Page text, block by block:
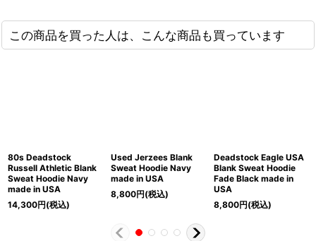
この商品を買った人は、こんな商品も買っています
80s Deadstock
Russell Athletic Blank
Sweat Hoodie Navy
made in USA
14,300円(税込)
Used Jerzees Blank
Sweat Hoodie Navy
made in USA
8,800円(税込)
Deadstock Eagle USA
Blank Sweat Hoodie
Fade Black made in
USA
8,800円(税込)